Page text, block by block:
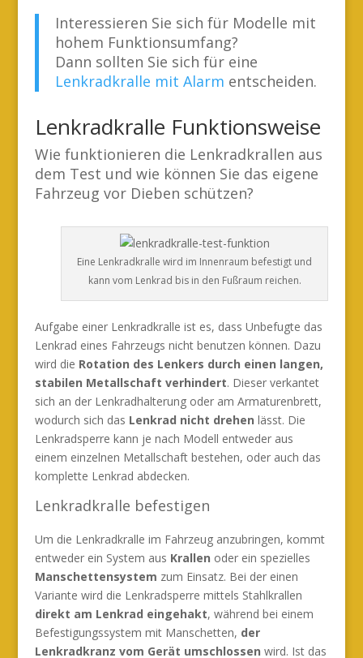
Interessieren Sie sich für Modelle mit
hohem Funktionsumfang?
Dann sollten Sie sich für eine
Lenkradkralle mit Alarm entscheiden.
Lenkradkralle Funktionsweise
Wie funktionieren die Lenkradkrallen aus
dem Test und wie können Sie das eigene
Fahrzeug vor Dieben schützen?
Eine Lenkradkralle wird im Innenraum befestigt und
kann vom Lenkrad bis in den Fußraum reichen.
Aufgabe einer Lenkradkralle ist es, dass Unbefugte das
Lenkrad eines Fahrzeugs nicht benutzen können. Dazu
wird die Rotation des Lenkers durch einen langen,
stabilen Metallschaft verhindert. Dieser verkantet
sich an der Lenkradhalterung oder am Armaturenbrett,
wodurch sich das Lenkrad nicht drehen lässt. Die
Lenkradsperre kann je nach Modell entweder aus
einem einzelnen Metallschaft bestehen, oder auch das
komplette Lenkrad abdecken.
Lenkradkralle befestigen
Um die Lenkradkralle im Fahrzeug anzubringen, kommt
entweder ein System aus Krallen oder ein spezielles
Manschettensystem zum Einsatz. Bei der einen
Variante wird die Lenkradsperre mittels Stahlkrallen
direkt am Lenkrad eingehakt, während bei einem
Befestigungssystem mit Manschetten, der
Lenkradkranz vom Gerät umschlossen wird. Ist das